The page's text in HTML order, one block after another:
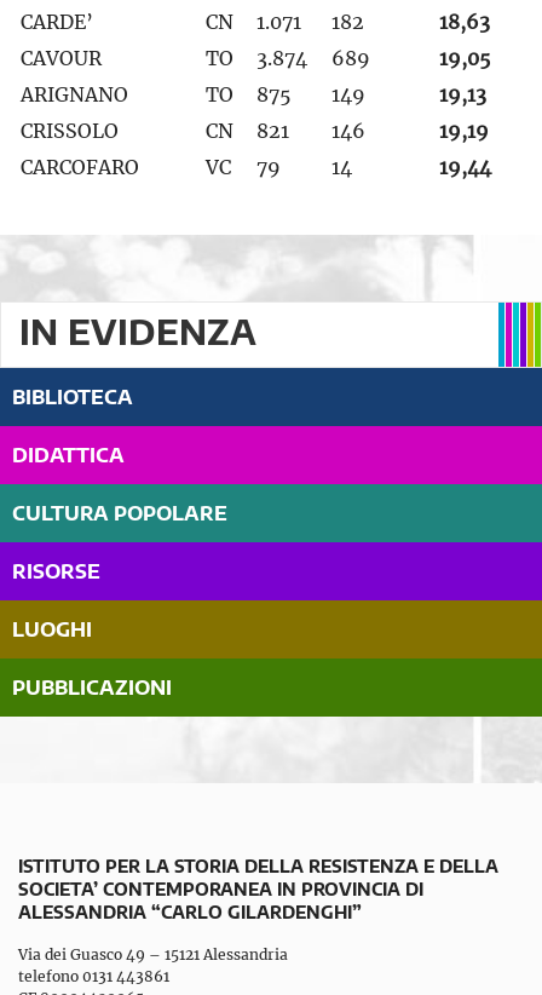
CARDE’
CN 1.071 182
18,63
CAVOUR
TO 3.874 689
19,05
ARIGNANO
TO 875 149
19,13
CRISSOLO
CN 821 146
19,19
CARCOFARO
VC 79 14 19,44
IN EVIDENZA
BIBLIOTECA
DIDATTICA
CULTURA POPOLARE
RISORSE
LUOGHI
PUBBLICAZIONI
ISTITUTO PER LA STORIA DELLA RESISTENZA E DELLA
SOCIETA’ CONTEMPORANEA IN PROVINCIA DI
ALESSANDRIA “CARLO GILARDENGHI”
Via dei Guasco 49 – 15121 Alessandria
telefono 0131 443861